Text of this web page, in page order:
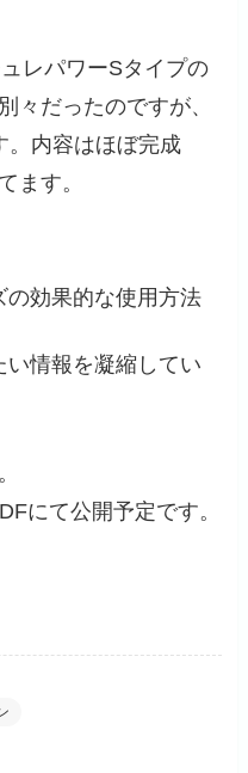
レパワーSタイプの
々だったのですが、
。内容はほぼ完成
ます。
の効果的な使用方法
情報を凝縮してい
にて公開予定です。